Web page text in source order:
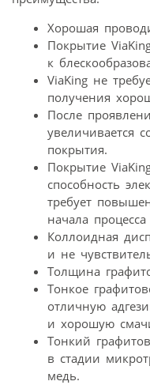
Хорошая
Покрытие
к
ViaKing не
получения
После
увеличивается
покрытия.
Покрытие
способность
требует
начала
Коллоидная
и не
Толщина
Тонкое
отличную
и хорошую
Тонкий
в стадии
медь.